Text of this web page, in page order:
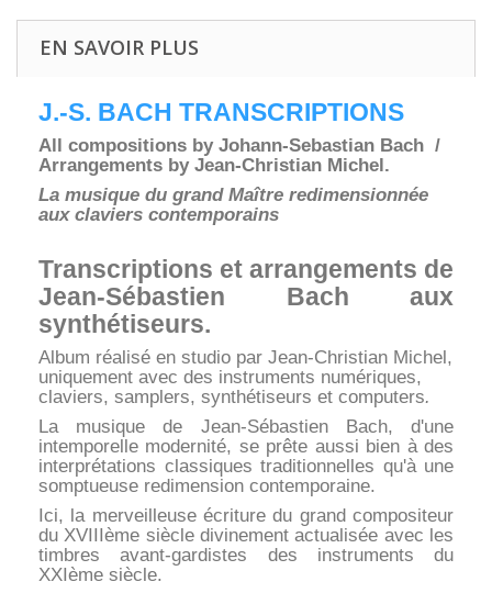
EN SAVOIR PLUS
J.-S. BACH TRANSCRIPTIONS
All compositions by Johann-Sebastian Bach /
Arrangements by Jean-Christian Michel.
La musique du grand Maître redimensionnée
aux claviers contemporains
Transcriptions et arrangements de
Jean-Sébastien Bach aux
synthétiseurs.
Album réalisé en studio par Jean-Christian Michel,
uniquement avec des instruments numériques,
claviers, samplers, synthétiseurs et computers.
La musique de Jean-Sébastien Bach, d'une
intemporelle modernité, se prête aussi bien à des
interprétations classiques traditionnelles qu'à une
somptueuse redimension contemporaine.
Ici, la merveilleuse écriture du grand compositeur
du XVIIIème siècle divinement actualisée avec les
timbres avant-gardistes des instruments du
XXIème siècle.